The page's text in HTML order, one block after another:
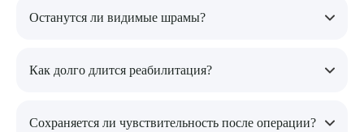
Останутся ли видимые шрамы?
швы накладываются изнутри и остаются незаметными.
Как долго длится реабилитация?
Полное восстановление тканей занимает 6-8 недель, после
Сохраняется ли чувствительность после операции?